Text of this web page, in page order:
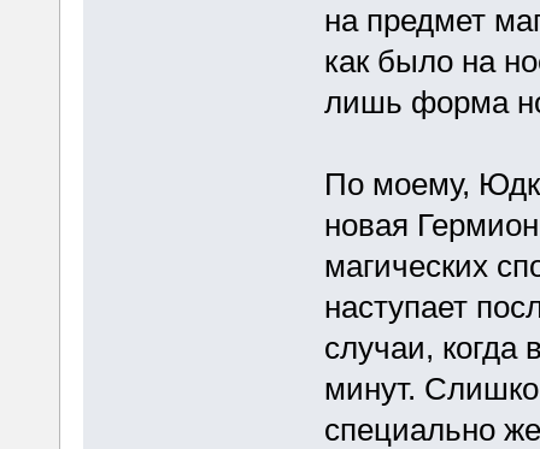
на предмет
как было на
лишь форма
По моему,
новая
магических
наступает
случаи, когда
минут.
специально